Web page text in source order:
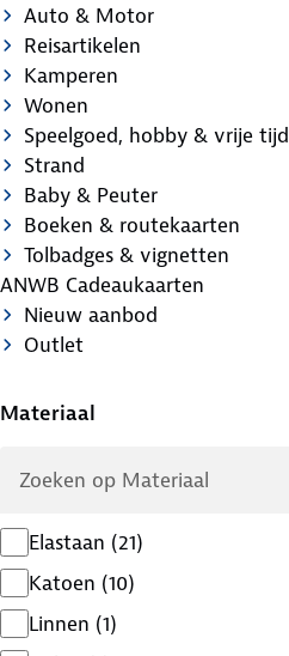
Auto & Motor
Reisartikelen
Kamperen
Wonen
Speelgoed, hobby & vrije tijd
Strand
Baby & Peuter
Boeken & routekaarten
Tolbadges & vignetten
ANWB Cadeaukaarten
Nieuw aanbod
Outlet
Materiaal
Elastaan (21)
Katoen (10)
Linnen (1)